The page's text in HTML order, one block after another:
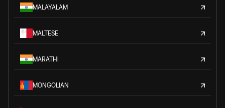
MALAYALAM
MALTESE
MARATHI
MONGOLIAN